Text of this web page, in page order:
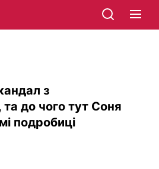
з
до чого тут Соня
подробиці